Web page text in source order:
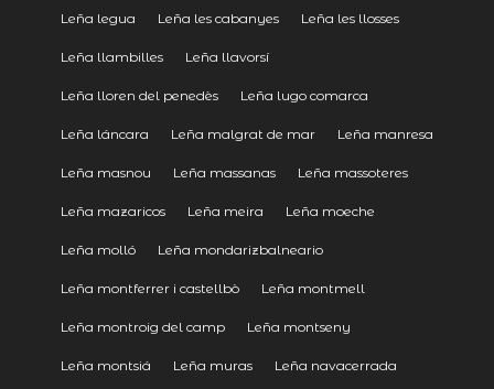
Leña legua Leña les cabanyes Leña les llosses
Leña llambilles Leña llavorsí
Leña lloren del penedès Leña lugo comarca
Leña láncara Leña malgrat de mar Leña manresa
Leña masnou Leña massanas Leña massoteres
Leña mazaricos Leña meira Leña moeche
Leña molló Leña mondarizbalneario
Leña montferrer i castellbò Leña montmell
Leña montroig del camp Leña montseny
Leña montsiá Leña muras Leña navacerrada